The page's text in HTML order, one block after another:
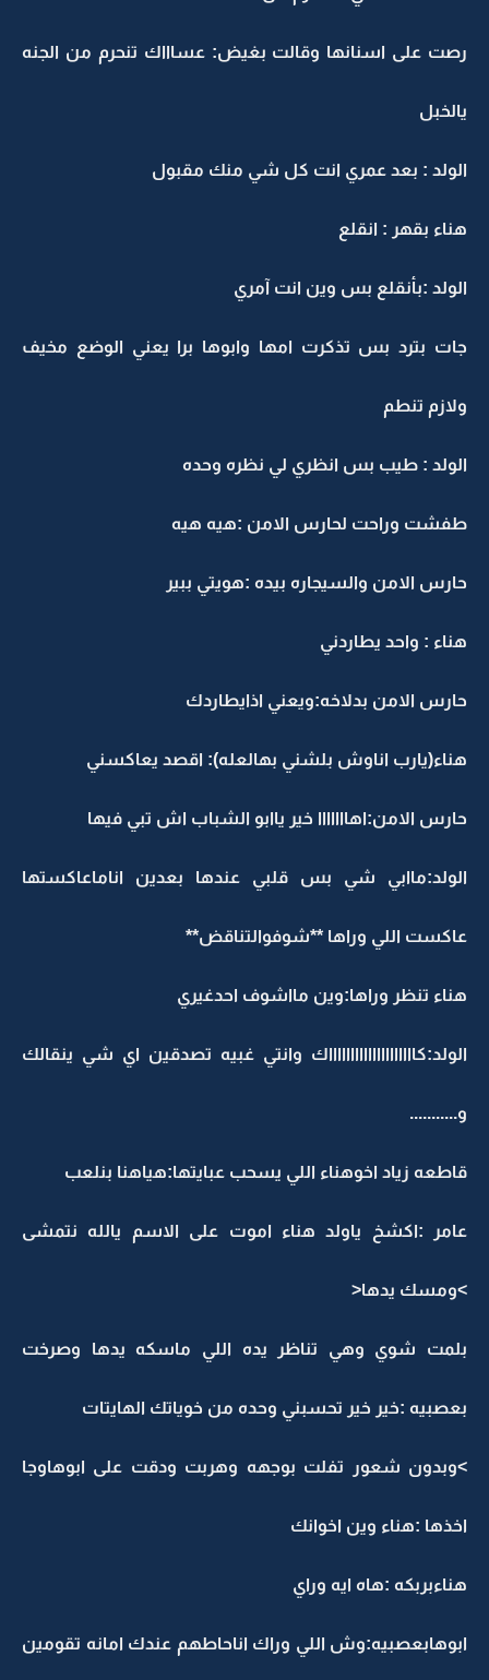
رصت على اسنانها وقالت بغيض: عساااك تنحرم من الجنه
يالخبل
الولد : بعد عمري انت كل شي منك مقبول
هناء بقهر : انقلع
الولد :بأنقلع بس وين انت آمري
جات بترد بس تذكرت امها وابوها برا يعني الوضع مخيف
ولازم تنطم
الولد : طيب بس انظري لي نظره وحده
طفشت وراحت لحارس الامن :هيه هيه
حارس الامن والسيجاره بيده :هويتي ببير
هناء : واحد يطاردني
حارس الامن بدلاخه:ويعني اذايطاردك
هناء(يارب اناوش بلشني بهالعله): اقصد يعاكسني
حارس الامن:اهااااااا خير ياابو الشباب اش تبي فيها
الولد:ماابي شي بس قلبي عندها بعدين اناماعاكستها
عاكست اللي وراها **شوفوالتناقض**
هناء تنظر وراها:وين مااشوف احدغيري
الولد:كااااااااااااااااااااك وانتي غبيه تصدقين اي شي ينقالك
و...........
قاطعه زياد اخوهناء اللي يسحب عبايتها:هياهنا بنلعب
عامر :اكشخ ياولد هناء اموت على الاسم يالله نتمشى
>ومسك يدها<
بلمت شوي وهي تناظر يده اللي ماسكه يدها وصرخت
بعصبيه :خير خير تحسبني وحده من خوياتك الهايتات
>وبدون شعور تفلت بوجهه وهربت ودقت على ابوهاوجا
اخذها :هناء وين اخوانك
هناءبربكه :هاه ايه وراي
ابوهابعصبيه:وش اللي وراك اناحاطهم عندك امانه تقومين